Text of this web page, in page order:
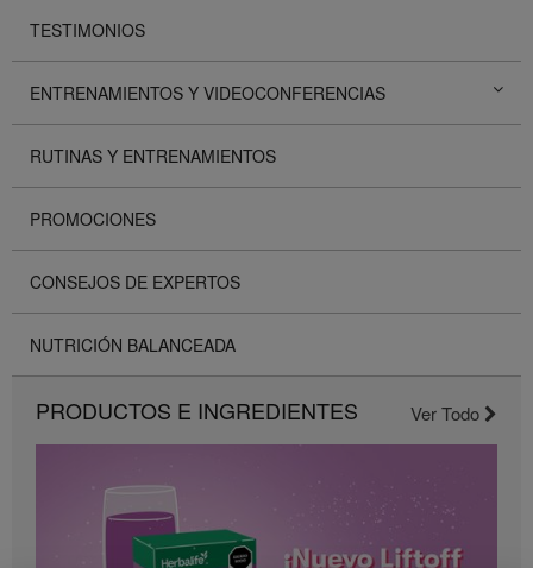
TESTIMONIOS
ENTRENAMIENTOS Y VIDEOCONFERENCIAS
RUTINAS Y ENTRENAMIENTOS
PROMOCIONES
CONSEJOS DE EXPERTOS
NUTRICIÓN BALANCEADA
PRODUCTOS E INGREDIENTES Ver Todo